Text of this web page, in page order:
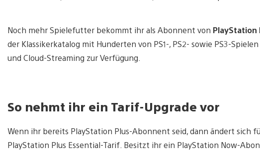
Noch mehr Spielefutter bekommt ihr als Abonnent von PlayStation
der Klassikerkatalog mit Hunderten von PS1-, PS2- sowie PS3-
und Cloud-Streaming zur Verfügung.
So nehmt ihr ein Tarif-Upgrade vor
Wenn ihr bereits PlayStation Plus-Abonnent seid, dann ändert sich
PlayStation Plus Essential-Tarif. Besitzt ihr ein PlayStation Now-